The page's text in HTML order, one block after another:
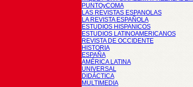
PUNTOyCOMA
LAS REVISTAS ESPANOLAS
LA REVISTA ESPAÑOLA
ESTUDIOS HISPANICOS
ESTUDIOS LATINOAMERICANOS
REVISTA DE OCCIDENTE
HISTORIA
ESPAÑA
AMÉRICA LATINA
UNIVERSAL
DIDÁCTICA
MULTIMEDIA